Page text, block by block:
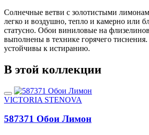
Солнечные ветви с золотистыми
легко и воздушно, тепло и камерно или
статусно. Обои виниловые на
выполнены в технике горячего
устойчивы к истиранию.
В этой коллекции
VICTORIA STENOVA
587371 Обои Лимон